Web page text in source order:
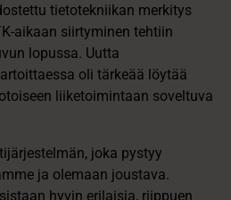
tietotekniikan merkitys
aikaan siirtyminen tehtiin
lopussa. Uutta
oli tärkeää löytää
liiketoimintaan soveltuva
joka pystyy
ja olemaan joustava.
hyvin erilaisia, riippuen